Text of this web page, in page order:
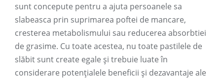
sunt concepute pentru a ajuta persoanele sa
slabeasca prin suprimarea poftei de mancare,
cresterea metabolismului sau reducerea absorbtiei
de grasime. Cu toate acestea, nu toate pastilele de
slăbit sunt create egale și trebuie luate în
considerare potențialele beneficii și dezavantaje ale